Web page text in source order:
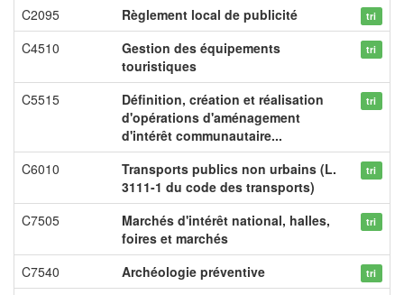
C2095 Règlement local de publicité tri
C4510
Gestion des équipements
touristiques
tri
C5515
Définition, création et réalisation
d'opérations d'aménagement
d'intérêt communautaire...
tri
C6010
Transports publics non urbains (L.
3111-1 du code des transports)
tri
C7505
Marchés d'intérêt national, halles,
foires et marchés
tri
C7540 Archéologie préventive tri